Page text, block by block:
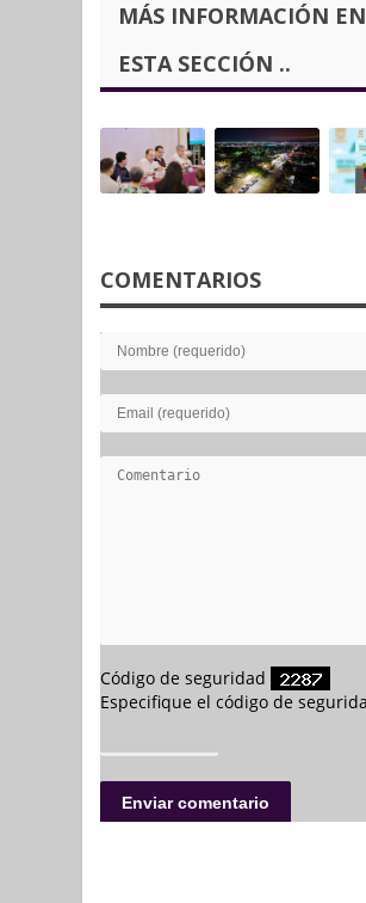
MÁS INFORMACIÓN EN
ESTA SECCIÓN ..
COMENTARIOS